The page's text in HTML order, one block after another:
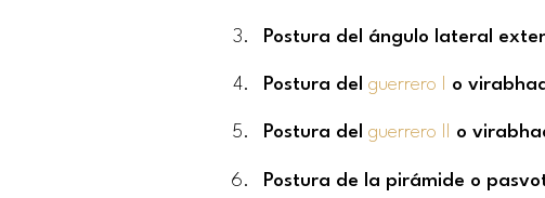
Postura del ángulo lateral
Postura del guerrero I o
Postura del guerrero II o
Postura de la pirámide o